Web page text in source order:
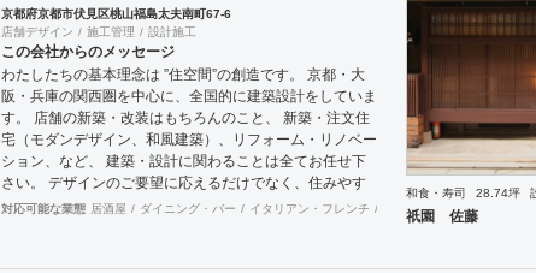
京都府京都市伏見区桃山福島太夫南町67-6
店舗デザイン
施工管理 設計施工
この会社からのメッセージ
わたしたちの基本理念は ”住空間”の創造です。 京都・大
阪・兵庫の関西圏を中心に、全国的に建築設計をしていま
す。 店舗の新築・改装はもちろんのこと、 新築・注文住
宅（モダンデザイン、和風建築）、リフォーム・リノベー
ション、など、 建築・設計に関わることは全てお任せ下
さい。 デザインのご要望に応えるだけでなく、住みやす
さやコストも最大限こだわってご提案させて頂きます。
対応可能な業態 居酒屋 ダイニング・バー イタリアン・フレンチ カフェ・パン・ケーキ
和食・寿司 28.74坪
祇園 佐藤